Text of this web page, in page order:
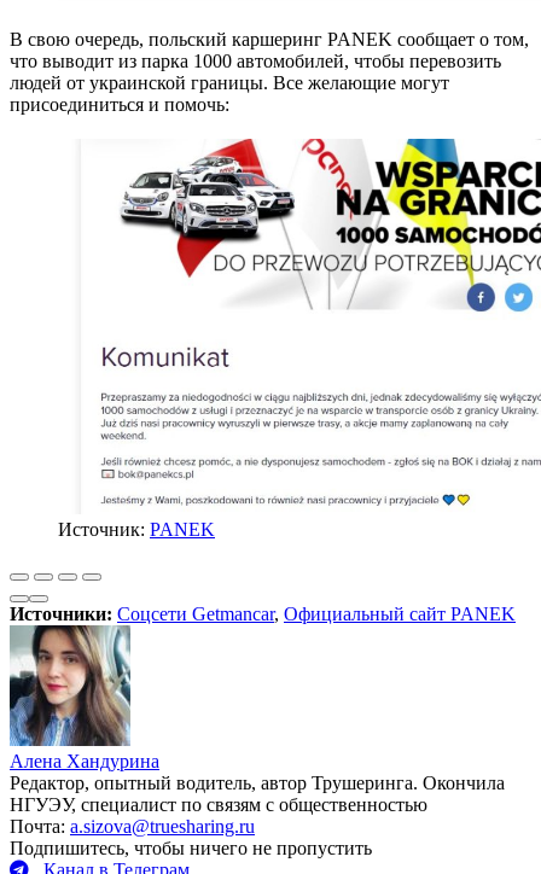
В свою очередь, польский каршеринг PANEK сообщает о том,
что выводит из парка 1000 автомобилей, чтобы перевозить
людей от украинской границы. Все желающие могут
присоединиться и помочь:
Источник: PANEK
Источники: Соцсети Getmancar, Официальный сайт PANEK
Алена Хандурина
Редактор, опытный водитель, автор Трушеринга. Окончила
НГУЭУ, специалист по связям с общественностью
Почта: a.sizova@truesharing.ru
Подпишитесь, чтобы ничего не пропустить
Канал в Телеграм